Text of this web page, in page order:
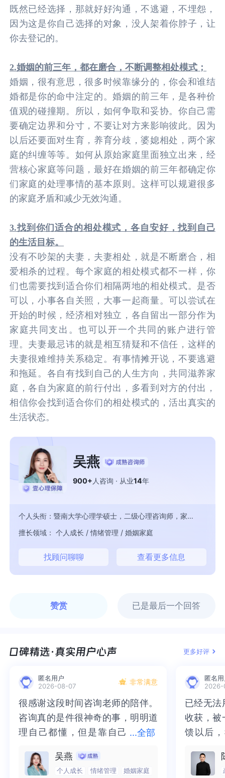
既然已经选择，那就好好沟通，不逃避，不埋怨，
因为这是你自己选择的对象，没人架着你脖子，让
你去登记的。
2.婚姻的前三年，都在磨合，不断调整相处模式；
婚姻，很有意思，很多时候靠缘分的，你会和谁结
婚都是你的命中注定的。婚姻的前三年，是各种价
值观的碰撞期。所以，如何争取和妥协。你自己需
要确定边界和分寸，不要让对方来影响彼此。因为
以后还要面对生育，养育分歧，婆媳相处，两个家
庭的纠缠等等。如何从原始家庭里面独立出来，经
营核心家庭等问题，最好在婚姻的前三年都确定你
们家庭的处理事情的基本原则。这样可以规避很多
的家庭矛盾和减少无效沟通。
3.找到你们适合的相处模式，各自安好，找到自己
的生活目标。
没有不吵架的夫妻，夫妻相处，就是不断磨合，相
爱相杀的过程。每个家庭的相处模式都不一样，你
们也需要找到适合你们相隔两地的相处模式。是否
可以，小事各自关照，大事一起商量。可以尝试在
开始的时候，经济相对独立，各自留出一部分作为
家庭共同支出。也可以开一个共同的账户进行管
理。夫妻最忌讳的就是相互猜疑和不信任，这样的
夫妻很难维持关系稳定。有事情摊开说，不要逃避
和拖延。各自有找到自己的人生方向，共同滋养家
庭，各自为家庭的前行付出，多看到对方的付出，
相信你会找到适合你们的相处模式的，活出真实的
生活状态。
吴燕
900+ 人咨询 · 从业14年
个人头衔：暨南大学心理学硕士，二级心理咨询师，家庭治疗师
擅长领域： 个人成长 / 情绪管理 / 婚姻家庭
找顾问聊聊 查看更多信息
赞赏 已是最后一个回答
更多好评
匿名用户
2026-08-07
非常满意
...全部
很感谢这段时间咨询老师的陪伴。
咨询真的是件很神奇的事，明明道
理自己都懂，但是靠自己
一遍，适时点拨一下，话虽然不
多，但有的事突然就悟了，不会再
很感谢这段时间咨询老师的陪伴。
咨询真的是件很神奇的事，明明道
理自己都懂，但是靠自己却做不
适时点拨一下，话虽然不多，但有
的事突然就悟了，不会再去反复地
吴燕
个人成长 情绪管理 婚姻家庭
匿名
已经无法
收获，被
馈以后
清晰，
虽然不
已经无法
收获，被
馈以后
也慢慢
知道还